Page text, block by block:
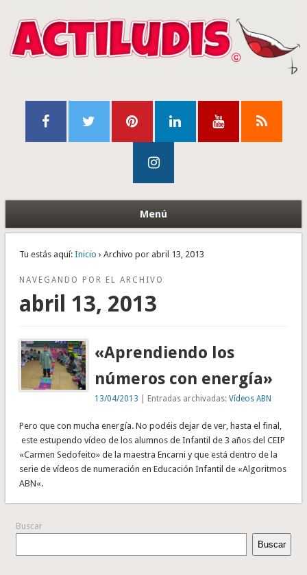
Menú
Tu estás aquí: Inicio › Archivo por abril 13, 2013
NAVEGANDO POR EL ARCHIVO
abril 13, 2013
«Aprendiendo los
números con energía»
13/04/2013 | Entradas archivadas:Vídeos ABN
Pero que con mucha energía. No podéis dejar de ver, hasta el final,
este estupendo vídeo de los alumnos de Infantil de 3 años del CEIP
«Carmen Sedofeito» de la maestra Encarni y que está dentro de la
serie de vídeos de numeración en Educación Infantil de «Algoritmos
ABN«.
Buscar
Buscar